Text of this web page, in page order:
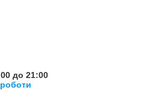
до 21:00